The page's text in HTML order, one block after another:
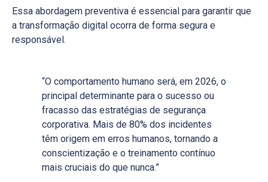
Essa abordagem preventiva é essencial para garantir que
a transformação digital ocorra de forma segura e
responsável.
“O comportamento humano será, em 2026, o
principal determinante para o sucesso ou
fracasso das estratégias de segurança
corporativa. Mais de 80% dos incidentes
têm origem em erros humanos, tornando a
conscientização e o treinamento contínuo
mais cruciais do que nunca.”